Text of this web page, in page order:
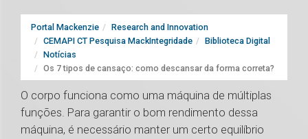
Portal Mackenzie
Research and Innovation
CEMAPI CT Pesquisa MackIntegridade
Biblioteca Digital
Notícias
Os 7 tipos de cansaço: como descansar da forma correta?
O corpo funciona como uma máquina de múltiplas
funções. Para garantir o bom rendimento dessa
máquina, é necessário manter um certo equilíbrio